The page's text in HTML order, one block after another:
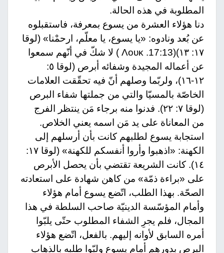
المطلوبة في هذه الحالة.
دنا هؤلاء العشرة من يسوع بمعرفة، فاستقبلوه
عن بُعد ونادوه: «يا يسوع، يا معلّم، ارحمْنا» (لوقا
١٧: ١٣)
17:13)
.
( Λουκلا شكّ في أنّهم سمعوا
١٢-١٦)، ولربّما وصلهم أنّ فيه تحقّقت العلامات
الخاصّة بالمسيّا والتي من جملتها شفاء البرص
(لوقا ٧: ٢٢). فدنوا منه برجاء مَن ينتظر الفرج
من المعاناة على يد مَن اسمه يعني الخلاص.
استجابة يسوع لطلبهم كانت بأن أرسلهم إلى
الكهنة: «اذهبوا وأروا أنفسكم للكهنة» (لوقا ١٧:
١٤). كانت الشريعة تقتضي بأن يحصل الأبرص
على «براءة ذمّة» من كاهن شهادة على استعادته
الصحّة. بهذا الطلب، اتّضع يسوع أمام هؤلاء
وأمام المؤسّسة الدينيّة صاحب السلطة في هذا
المجال، فلم يجرِ الشفاء المطلوب حتّى يلبّوا
أمره السابق لأوانه إليهم. بالفعل، اتّضع هؤلاء
البرص بدورهم أمام يسوع ولبّوا طلبه بالذهاب